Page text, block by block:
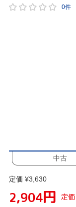
0件
中古
定価 ¥3,630
2,904円 定